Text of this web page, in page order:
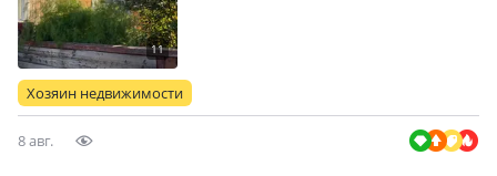
Хозяин недвижимости
8 авг.